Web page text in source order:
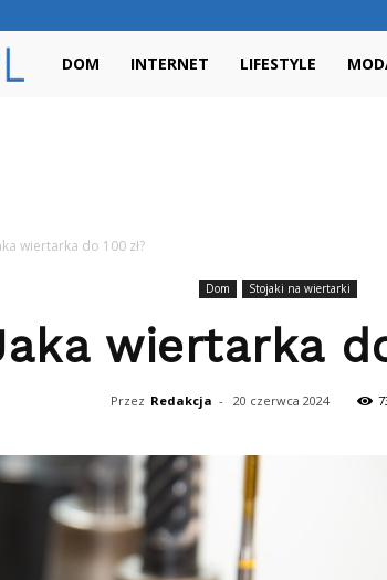
NieBoNie.pl
DOM INTERNET LIFESTYLE
wiertarka do 100 zł?
Dom Stojaki na wiertarki
wiertarka
Przez Redakcja - 20 czerwca 2024